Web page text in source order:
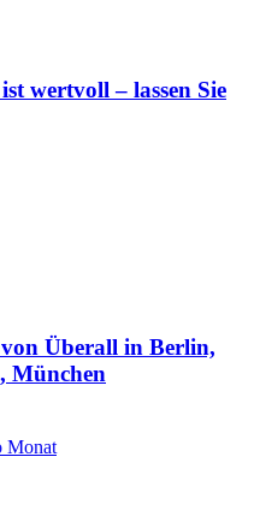
wertvoll – lassen Sie
von Überall in Berlin,
München
Monat